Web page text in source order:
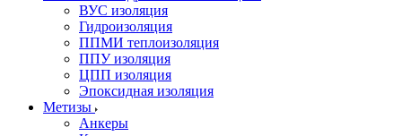
ВУС изоляция
Гидроизоляция
ППМИ теплоизоляция
ППУ изоляция
ЦПП изоляция
Эпоксидная изоляция
Метизы
Анкеры